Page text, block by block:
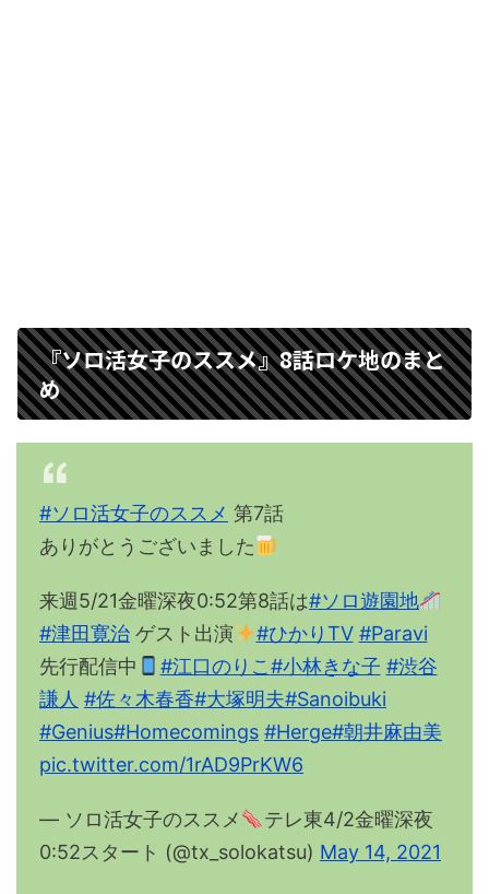
『ソロ活女子のススメ』8話ロケ地のまと
め
#ソロ活女子のススメ 第7話
ありがとうございました
来週5/21金曜深夜0:52第8話は#ソロ遊園地
#津田寛治 ゲスト出演 #ひかりTV #Paravi
先行配信中
#江口のりこ#小林きな子 #渋谷
謙人 #佐々木春香#大塚明夫#Sanoibuki
#Genius#Homecomings #Herge#朝井麻由美
pic.twitter.com/1rAD9PrKW6
— ソロ活女子のススメ
テレ東4/2金曜深夜
0:52スタート (@tx_solokatsu) May 14, 2021